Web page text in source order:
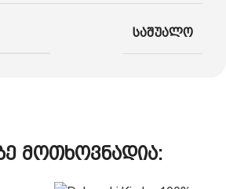
საშუალო
მოთხოვნადია: